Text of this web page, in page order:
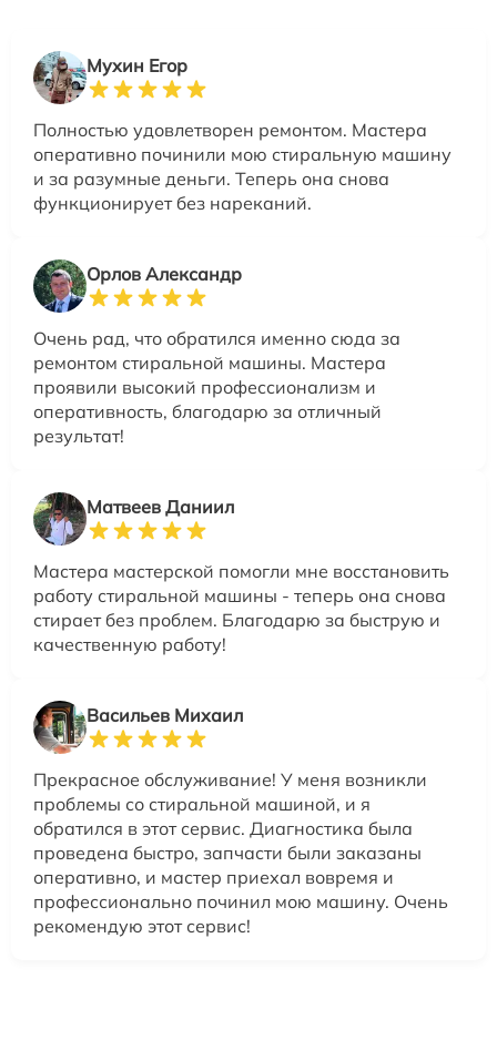
Мухин Егор
Полностью удовлетворен ремонтом. Мастера
оперативно починили мою стиральную машину
и за разумные деньги. Теперь она снова
функционирует без нареканий.
Орлов Александр
Очень рад, что обратился именно сюда за
ремонтом стиральной машины. Мастера
проявили высокий профессионализм и
оперативность, благодарю за отличный
результат!
Матвеев Даниил
Мастера мастерской помогли мне восстановить
работу стиральной машины - теперь она снова
стирает без проблем. Благодарю за быструю и
качественную работу!
Васильев Михаил
Прекрасное обслуживание! У меня возникли
проблемы со стиральной машиной, и я
обратился в этот сервис. Диагностика была
проведена быстро, запчасти были заказаны
оперативно, и мастер приехал вовремя и
профессионально починил мою машину. Очень
рекомендую этот сервис!